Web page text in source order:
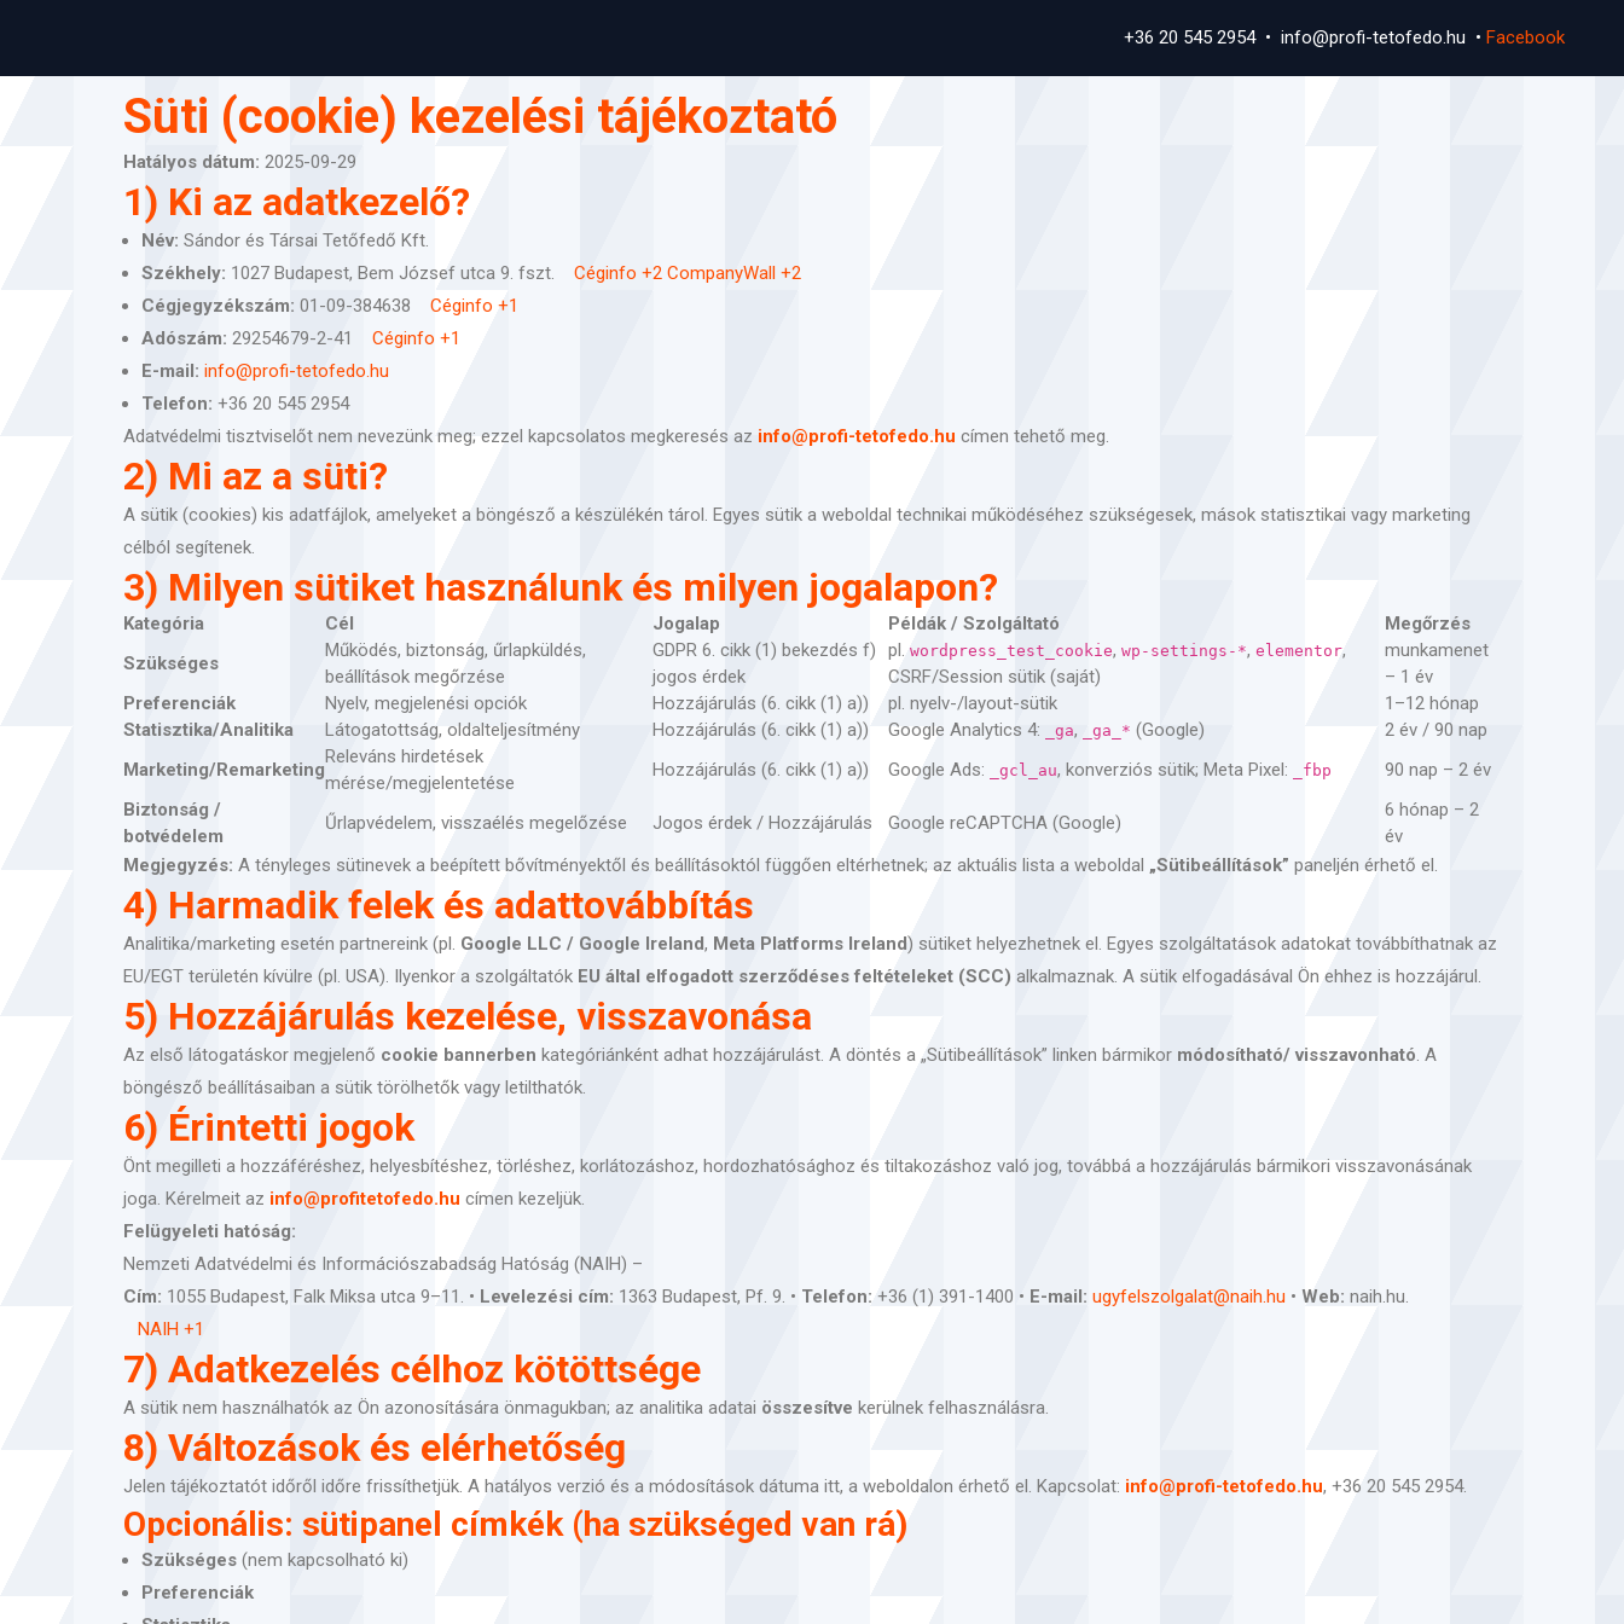
+36 20 545 2954 • info@profi-tetofedo.hu •Facebook
Süti (cookie) kezelési tájékoztató
Hatályos dátum: 2025-09-29
1) Ki az adatkezelő?
Név: Sándor és Társai Tetőfedő Kft.
Székhely: 1027 Budapest, Bem József utca 9. fszt. Céginfo +2 CompanyWall +2
Cégjegyzékszám: 01-09-384638 Céginfo +1
Adószám: 29254679-2-41 Céginfo +1
E-mail: info@profi-tetofedo.hu
Telefon: +36 20 545 2954
Adatvédelmi tisztviselőt nem nevezünk meg; ezzel kapcsolatos megkeresés az info@profi-tetofedo.hu címen tehető meg.
2) Mi az a süti?
A sütik (cookies) kis adatfájlok, amelyeket a böngésző a készülékén tárol. Egyes sütik a weboldal technikai működéséhez szükségesek, mások statisztikai vagy marketing
célból segítenek.
3) Milyen sütiket használunk és milyen jogalapon?
Kategória Cél Jogalap Példák / Szolgáltató
Megőrzés
Szükséges
Működés, biztonság, űrlapküldés,
beállítások megőrzése
GDPR 6. cikk (1) bekezdés f)
jogos érdek
pl. wordpress_test_cookie, wp-settings-*, elementor,
CSRF/Session sütik (saját)
munkamenet
– 1 év
Preferenciák
Nyelv, megjelenési opciók Hozzájárulás (6. cikk (1) a)) pl. nyelv-/layout-sütik
1–12 hónap
Statisztika/Analitika
Látogatottság, oldalteljesítmény Hozzájárulás (6. cikk (1) a)) Google Analytics 4: _ga, _ga_* (Google)
2 év / 90 nap
Marketing/Remarketing
Releváns hirdetések
mérése/megjelentetése
Hozzájárulás (6. cikk (1) a)) Google Ads: _gcl_au, konverziós sütik; Meta Pixel: _fbp
90 nap – 2 év
Biztonság /
botvédelem
Űrlapvédelem, visszaélés megelőzése Jogos érdek / Hozzájárulás Google reCAPTCHA (Google)
6 hónap – 2
év
Megjegyzés: A tényleges sütinevek a beépített bővítményektől és beállításoktól függően eltérhetnek; az aktuális lista a weboldal „Sütibeállítások” paneljén érhető el.
4) Harmadik felek és adattovábbítás
Analitika/marketing esetén partnereink (pl. Google LLC / Google Ireland, Meta Platforms Ireland) sütiket helyezhetnek el. Egyes szolgáltatások adatokat továbbíthatnak az
EU/EGT területén kívülre (pl. USA). Ilyenkor a szolgáltatók EU által elfogadott szerződéses feltételeket (SCC) alkalmaznak. A sütik elfogadásával Ön ehhez is hozzájárul.
5) Hozzájárulás kezelése, visszavonása
Az első látogatáskor megjelenő cookie bannerben kategóriánként adhat hozzájárulást. A döntés a „Sütibeállítások” linken bármikor módosítható/ visszavonható. A
böngésző beállításaiban a sütik törölhetők vagy letilthatók.
6) Érintetti jogok
Önt megilleti a hozzáféréshez, helyesbítéshez, törléshez, korlátozáshoz, hordozhatósághoz és tiltakozáshoz való jog, továbbá a hozzájárulás bármikori visszavonásának
joga. Kérelmeit az info@profitetofedo.hu címen kezeljük.
Felügyeleti hatóság:
Nemzeti Adatvédelmi és Információszabadság Hatóság (NAIH) –
Cím: 1055 Budapest, Falk Miksa utca 9–11. • Levelezési cím: 1363 Budapest, Pf. 9. • Telefon: +36 (1) 391-1400 • E-mail: ugyfelszolgalat@naih.hu • Web: naih.hu.
NAIH +1
7) Adatkezelés célhoz kötöttsége
A sütik nem használhatók az Ön azonosítására önmagukban; az analitika adatai összesítve kerülnek felhasználásra.
8) Változások és elérhetőség
Jelen tájékoztatót időről időre frissíthetjük. A hatályos verzió és a módosítások dátuma itt, a weboldalon érhető el. Kapcsolat: info@profi-tetofedo.hu, +36 20 545 2954.
Opcionális: sütipanel címkék (ha szükséged van rá)
Szükséges (nem kapcsolható ki)
Preferenciák